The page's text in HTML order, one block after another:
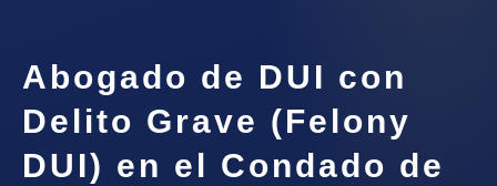
Abogado de DUI con
Delito Grave (Felony
DUI) en el Condado de